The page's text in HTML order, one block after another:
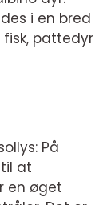
i en bred
pattedyr
På
at
en øget